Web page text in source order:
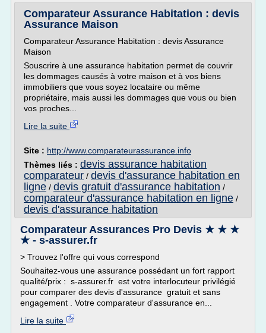
Comparateur Assurance Habitation : devis
Assurance Maison
Comparateur Assurance Habitation : devis Assurance
Maison
Souscrire à une assurance habitation permet de couvrir
les dommages causés à votre maison et à vos biens
immobiliers que vous soyez locataire ou même
propriétaire, mais aussi les dommages que vous ou bien
vos proches...
Lire la suite
Site : http://www.comparateurassurance.info
Thèmes liés : devis assurance habitation
comparateur / devis d'assurance habitation en
ligne / devis gratuit d'assurance habitation /
comparateur d'assurance habitation en ligne /
devis d'assurance habitation
Comparateur Assurances Pro Devis ★ ★ ★
★ - s-assurer.fr
> Trouvez l'offre qui vous correspond
Souhaitez-vous une assurance possédant un fort rapport
qualité/prix : s-assurer.fr est votre interlocuteur privilégié
pour comparer des devis d'assurance gratuit et sans
engagement . Votre comparateur d'assurance en...
Lire la suite